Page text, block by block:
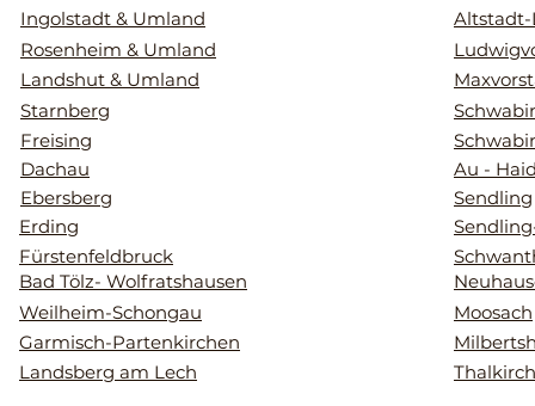
Ingolstadt & Umland
Rosenheim & Umland
Landshut & Umland
Starnberg
Freising
Dachau
Ebersberg
Erding
Fürstenfeldbruck
Bad Tölz- Wolfratshausen
Weilheim-Schongau
Garmisch-Partenkirchen
Landsberg am Lech
Altstadt-
Au -
Sendling
Moosach